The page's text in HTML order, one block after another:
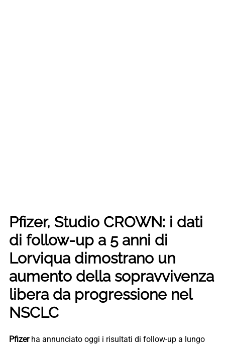
Pfizer, Studio CROWN: i dati
di follow-up a 5 anni di
Lorviqua dimostrano un
aumento della sopravvivenza
libera da progressione nel
NSCLC
Pfizerha annunciato oggi i risultati di follow-up a lungo